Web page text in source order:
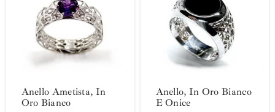
Anello Ametista, In
Oro Bianco
Anello, In Oro Bianco
E Onice